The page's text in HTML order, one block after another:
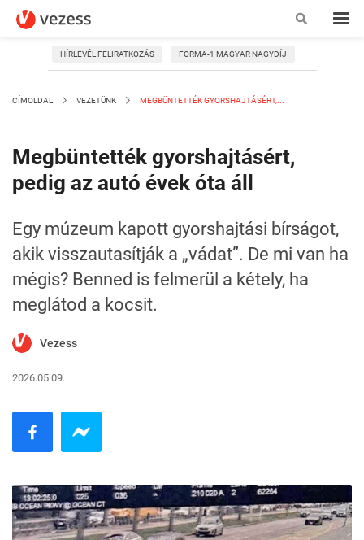
HÍRLEVÉL FELIRATKOZÁS FORMA-1 MAGYAR NAGYDÍJ
CÍMOLDAL VEZETÜNK MEGBÜNTETTÉK GYORSHAJTÁSÉRT,...
Megbüntették gyorshajtásért,
pedig az autó évek óta áll
Egy múzeum kapott gyorshajtási bírságot,
akik visszautasítják a „vádat”. De mi van ha
mégis? Benned is felmerül a kétely, ha
meglátod a kocsit.
Vezess
2026.05.09.